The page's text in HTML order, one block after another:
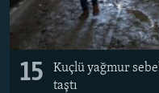
15
​Kuçlü yağmur
taştı